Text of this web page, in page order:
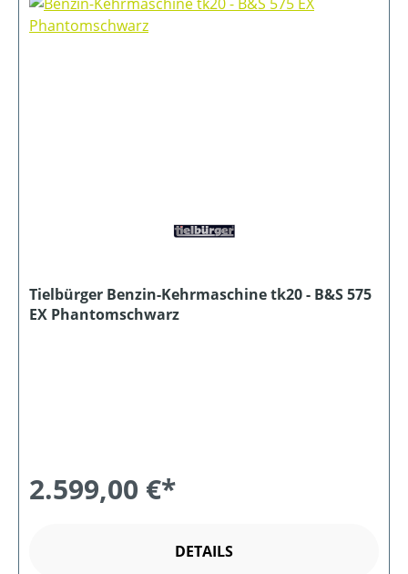
Tielbürger Benzin-Kehrmaschine tk20 - B&S 575
EX Phantomschwarz
2.599,00 €*
DETAILS